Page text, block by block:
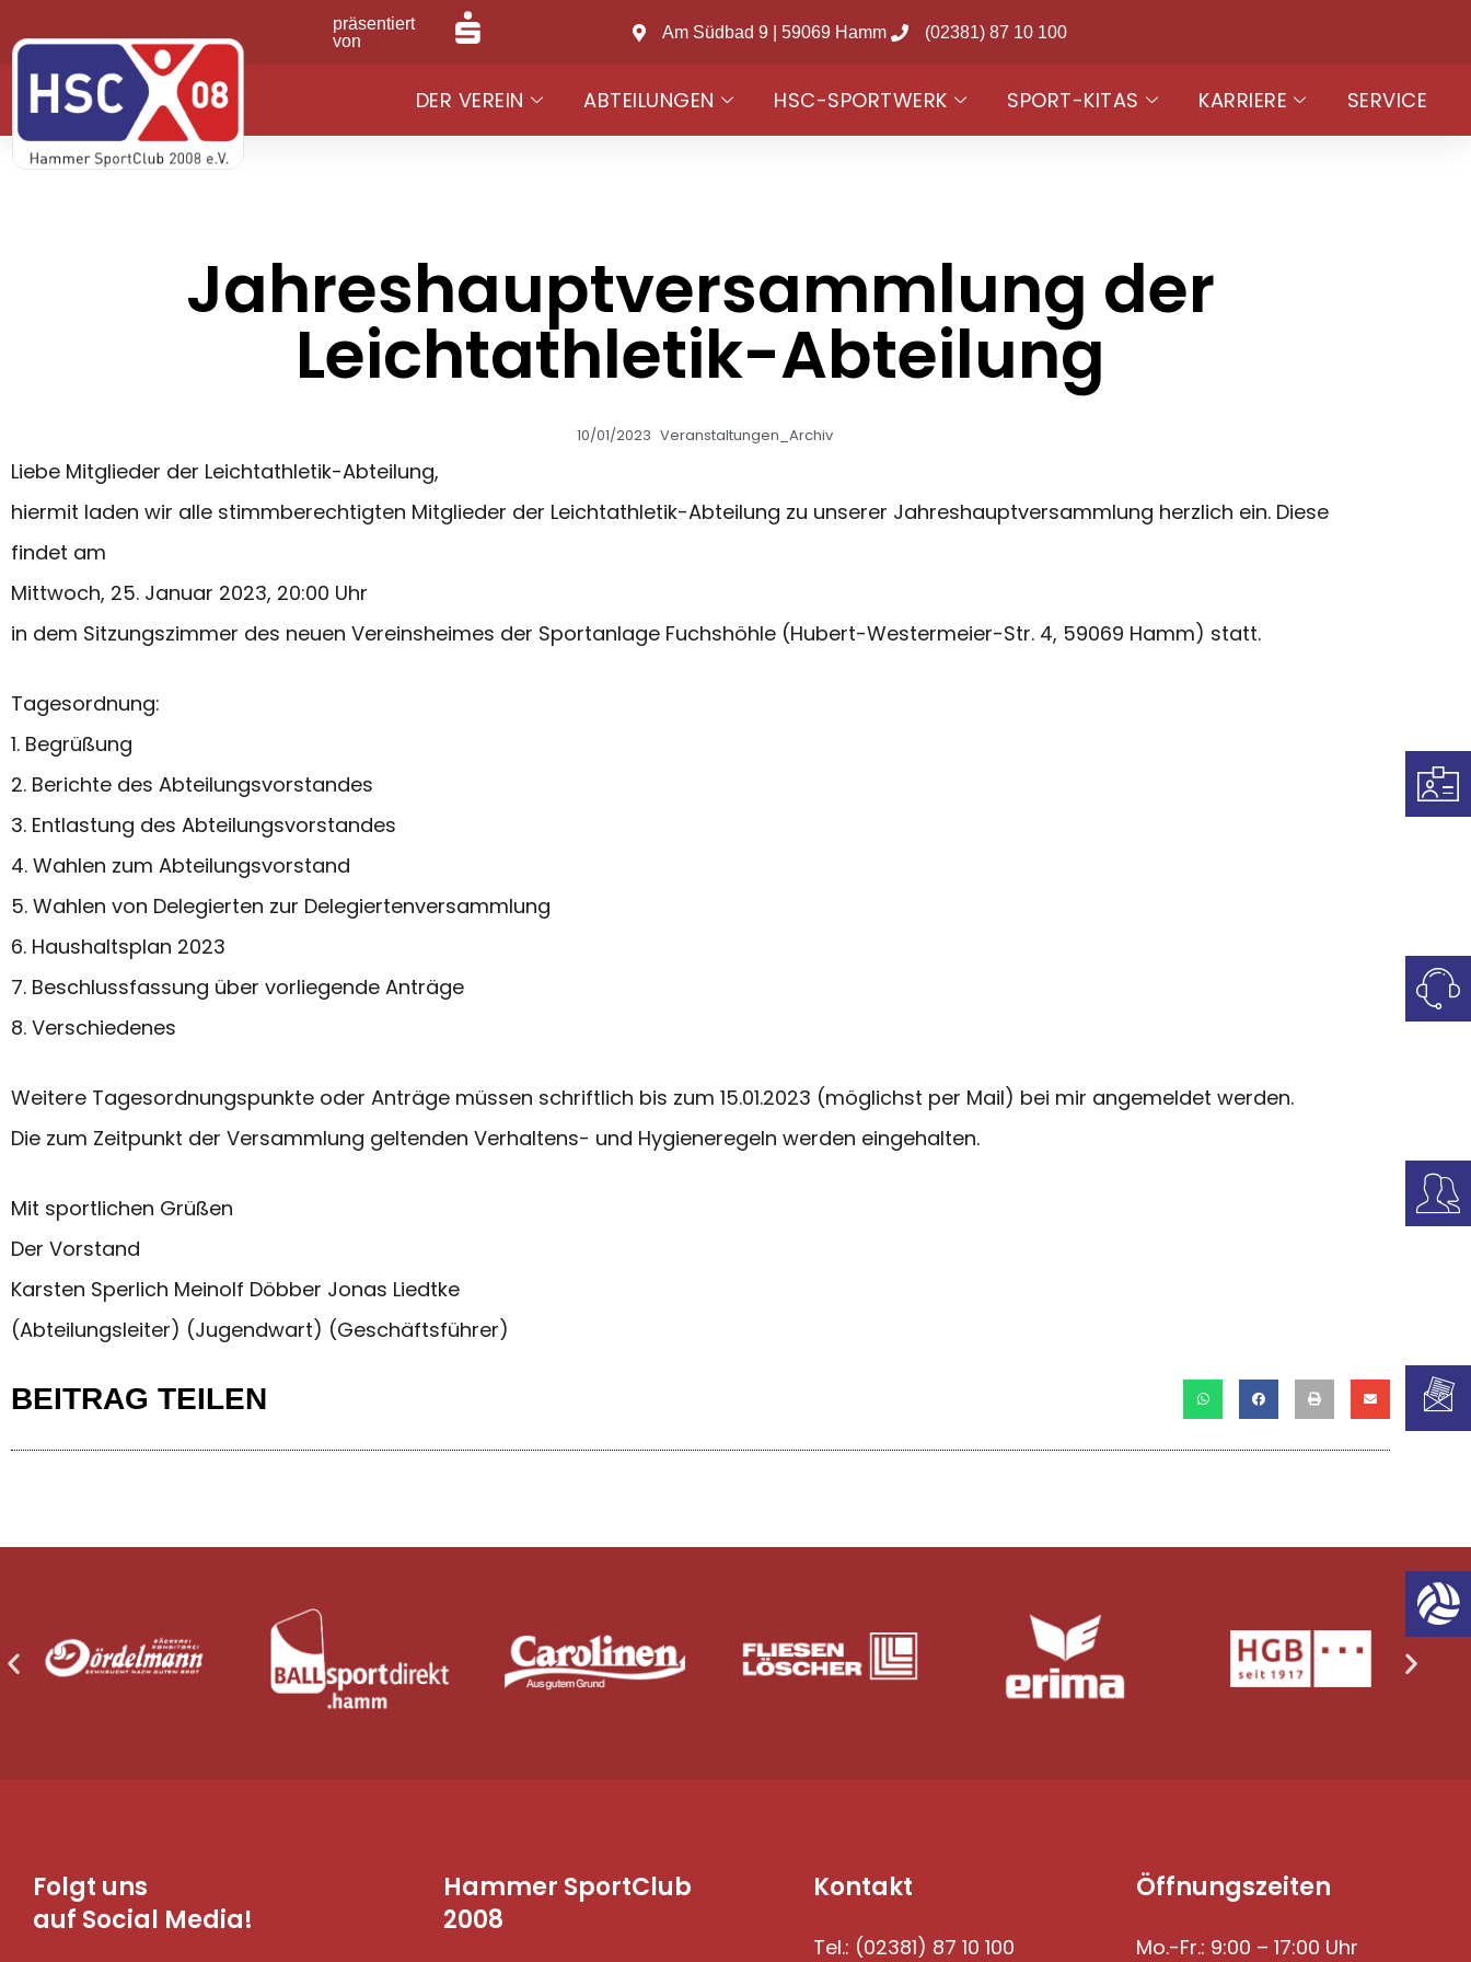
präsentiert
von
Am Südbad 9 | 59069 Hamm (02381) 87 10 100
DER VEREIN ABTEILUNGEN HSC-SPORTWERK SPORT-KITAS KARRIERE SERVICE
Jahreshauptversammlung der
Leichtathletik-Abteilung
10/01/2023 Veranstaltungen_Archiv
Liebe Mitglieder der Leichtathletik-Abteilung,
hiermit laden wir alle stimmberechtigten Mitglieder der Leichtathletik-Abteilung zu unserer Jahreshauptversammlung herzlich ein. Diese
findet am
Mittwoch, 25. Januar 2023, 20:00 Uhr
in dem Sitzungszimmer des neuen Vereinsheimes der Sportanlage Fuchshöhle (Hubert-Westermeier-Str. 4, 59069 Hamm) statt.
Tagesordnung:
1. Begrüßung
2. Berichte des Abteilungsvorstandes
3. Entlastung des Abteilungsvorstandes
4. Wahlen zum Abteilungsvorstand
5. Wahlen von Delegierten zur Delegiertenversammlung
6. Haushaltsplan 2023
7. Beschlussfassung über vorliegende Anträge
8. Verschiedenes
Weitere Tagesordnungspunkte oder Anträge müssen schriftlich bis zum 15.01.2023 (möglichst per Mail) bei mir angemeldet werden.
Die zum Zeitpunkt der Versammlung geltenden Verhaltens- und Hygieneregeln werden eingehalten.
Mit sportlichen Grüßen
Der Vorstand
Karsten Sperlich Meinolf Döbber Jonas Liedtke
(Abteilungsleiter) (Jugendwart) (Geschäftsführer)
BEITRAG TEILEN
Folgt uns
auf Social Media!
Hammer SportClub
2008
Kontakt
Tel.: (02381) 87 10 100
Öffnungszeiten
Mo.-Fr.: 9:00 – 17:00 Uhr